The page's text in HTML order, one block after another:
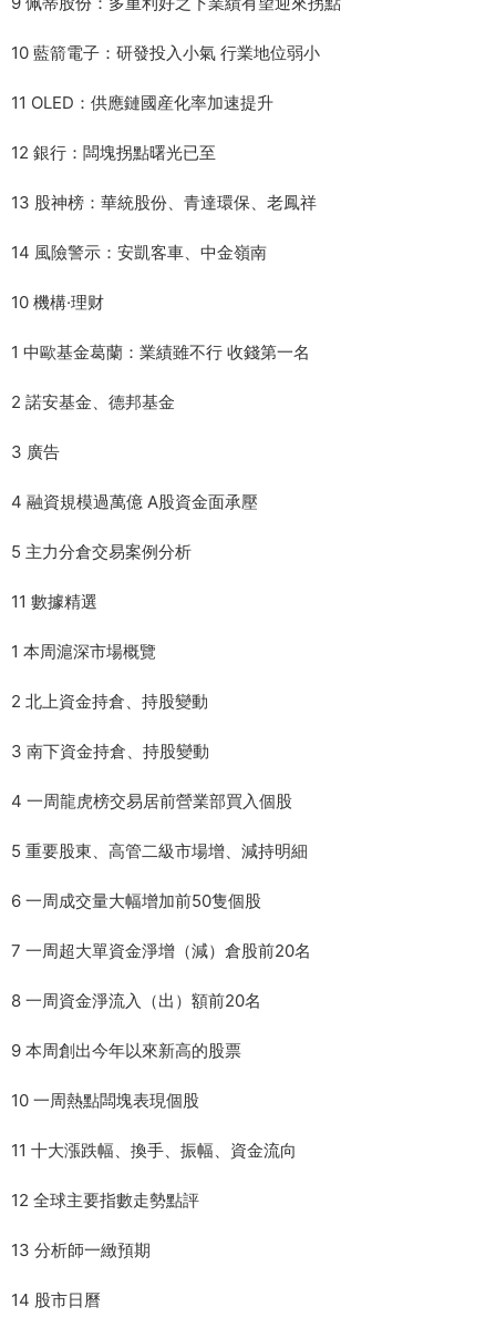
10 藍箭電子：研發投入小氣 行業地位弱小
11 OLED：供應鏈國産化率加速提升
12 銀行：闆塊拐點曙光已至
13 股神榜：華統股份、青達環保、老鳳祥
14 風險警示：安凱客車、中金嶺南
10 機構·理财
1 中歐基金葛蘭：業績雖不行 收錢第一名
2 諾安基金、德邦基金
3 廣告
4 融資規模過萬億 A股資金面承壓
5 主力分倉交易案例分析
11 數據精選
1 本周滬深市場概覽
2 北上資金持倉、持股變動
3 南下資金持倉、持股變動
4 一周龍虎榜交易居前營業部買入個股
5 重要股東、高管二級市場增、減持明細
6 一周成交量大幅增加前50隻個股
7 一周超大單資金淨增（減）倉股前20名
8 一周資金淨流入（出）額前20名
9 本周創出今年以來新高的股票
10 一周熱點闆塊表現個股
11 十大漲跌幅、換手、振幅、資金流向
12 全球主要指數走勢點評
13 分析師一緻預期
14 股市日曆